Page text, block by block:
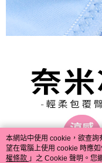
本網站中使用 cookie，欲查
望在電腦上使用 cookie 時應
權條款 」之 Cookie 聲明。您